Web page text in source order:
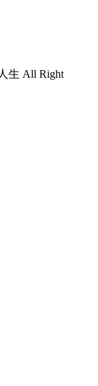
生 All Right